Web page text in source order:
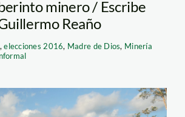
minero / Escribe
Reaño
,elecciones 2016, Madre de Dios, Minería